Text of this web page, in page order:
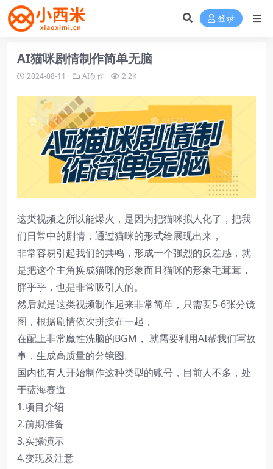
登录
AI猫咪剧情制作简单无脑
2024-08-11 AI创作 2.2K
这类视频之所以能爆火，是因为把猫咪拟人化了，把我
们日常中的剧情，通过猫咪的形式给展现出来，
非常容易引起我们的共鸣，形成一个强烈的反差感，就
是把这个主角换成猫咪的形象而且猫咪的形象毛茸茸，
胖乎乎，也是非常吸引人的。
然后就是这类视频制作起来非常简单，只需要5-6张分镜
图，根据剧情依次拼接在一起，
在配上非常魔性洗脑的BGM， 就需要利用AI帮我们写故
事，生成高质量的分镜图。
国内也有人开始制作这种类型的账号，目前人不多，处
于蓝海赛道
1.项目介绍
2.前期准备
3.实操演示
4.变现及注意